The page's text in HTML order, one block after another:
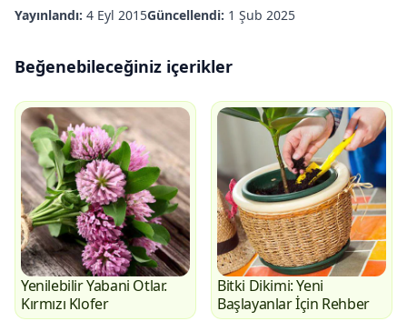
Yayınlandı: 4 Eyl 2015Güncellendi: 1 Şub 2025
Beğenebileceğiniz içerikler
Yenilebilir Yabani Otlar.
Kırmızı Klofer
Bitki Dikimi: Yeni
Başlayanlar İçin Rehber